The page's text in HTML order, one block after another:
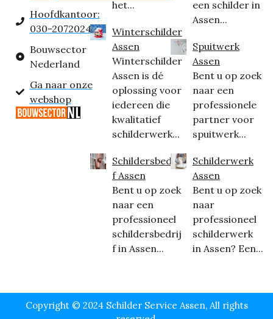
Hoofdkantoor:
030-2072024
Bouwsector
Nederland
Ga naar onze
webshop
het...
Winterschilder
Assen
Winterschilder
Assen is dé
oplossing voor
iedereen die
kwalitatief
schilderwerk...
Schildersbedrij
f Assen
Bent u op zoek
naar een
professioneel
schildersbedrij
f in Assen...
een schilder in
Assen...
Spuitwerk
Assen
Bent u op zoek
naar een
professionele
partner voor
spuitwerk...
Schilderwerk
Assen
Bent u op zoek
naar
professioneel
schilderwerk
in Assen? Een...
Copyright © 2024 Schilder Service Assen, All rights